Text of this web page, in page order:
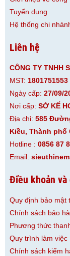
Tuyển dụng
Hệ thống chi
Liên hệ
CÔNG TY TNHH
MST: 1801751553
Ngày cấp: 27/09/
Nơi cấp: SỞ KẾ
Địa chỉ: 585
Kiều, Thành phố
Hotline : 0856 87
Email:
Điều khoản và
Quy định bảo mật
Chính sách bảo
Phương thức
Quy trình làm việc
Chính sách kiểm